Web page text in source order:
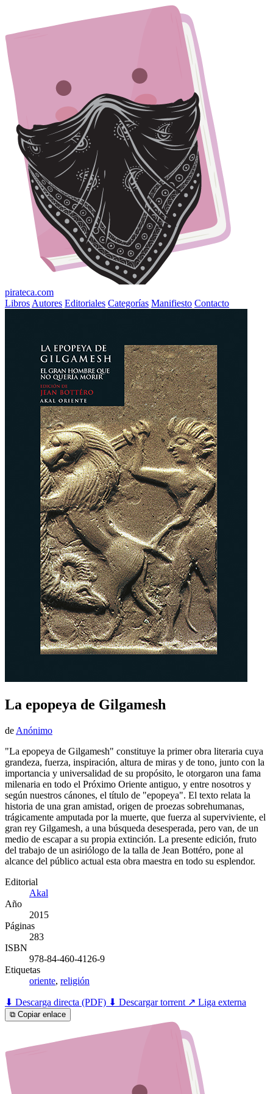
pirateca.com
Libros Autores Editoriales Categorías Manifiesto Contacto
La epopeya de Gilgamesh
de Anónimo
"La epopeya de Gilgamesh" constituye la primer obra literaria cuya
grandeza, fuerza, inspiración, altura de miras y de tono, junto con la
importancia y universalidad de su propósito, le otorgaron una fama
milenaria en todo el Próximo Oriente antiguo, y entre nosotros y
según nuestros cánones, el título de "epopeya". El texto relata la
historia de una gran amistad, origen de proezas sobrehumanas,
trágicamente amputada por la muerte, que fuerza al superviviente, el
gran rey Gilgamesh, a una búsqueda desesperada, pero van, de un
medio de escapar a su propia extinción. La presente edición, fruto
del trabajo de un asiriólogo de la talla de Jean Bottéro, pone al
alcance del público actual esta obra maestra en todo su esplendor.
Editorial
Akal
Año
2015
Páginas
283
ISBN
978-84-460-4126-9
Etiquetas
oriente, religión
⬇ Descarga directa (PDF) ⬇ Descargar torrent ↗ Liga externa
⧉ Copiar enlace